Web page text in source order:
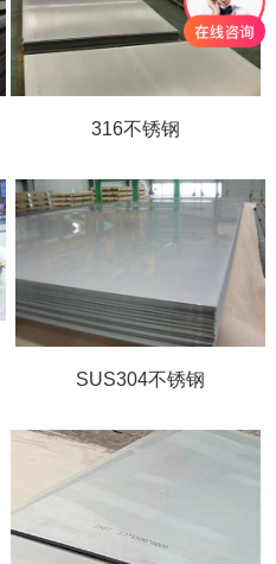
316不锈钢
SUS304不锈钢